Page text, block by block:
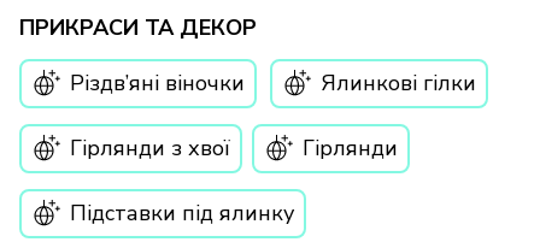
Гірлянди
Підставки під ялинку
Гірлянди з хвої
Ялинкові гілки
Різдв’яні віночки
ПРИКРАСИ ТА ДЕКОР